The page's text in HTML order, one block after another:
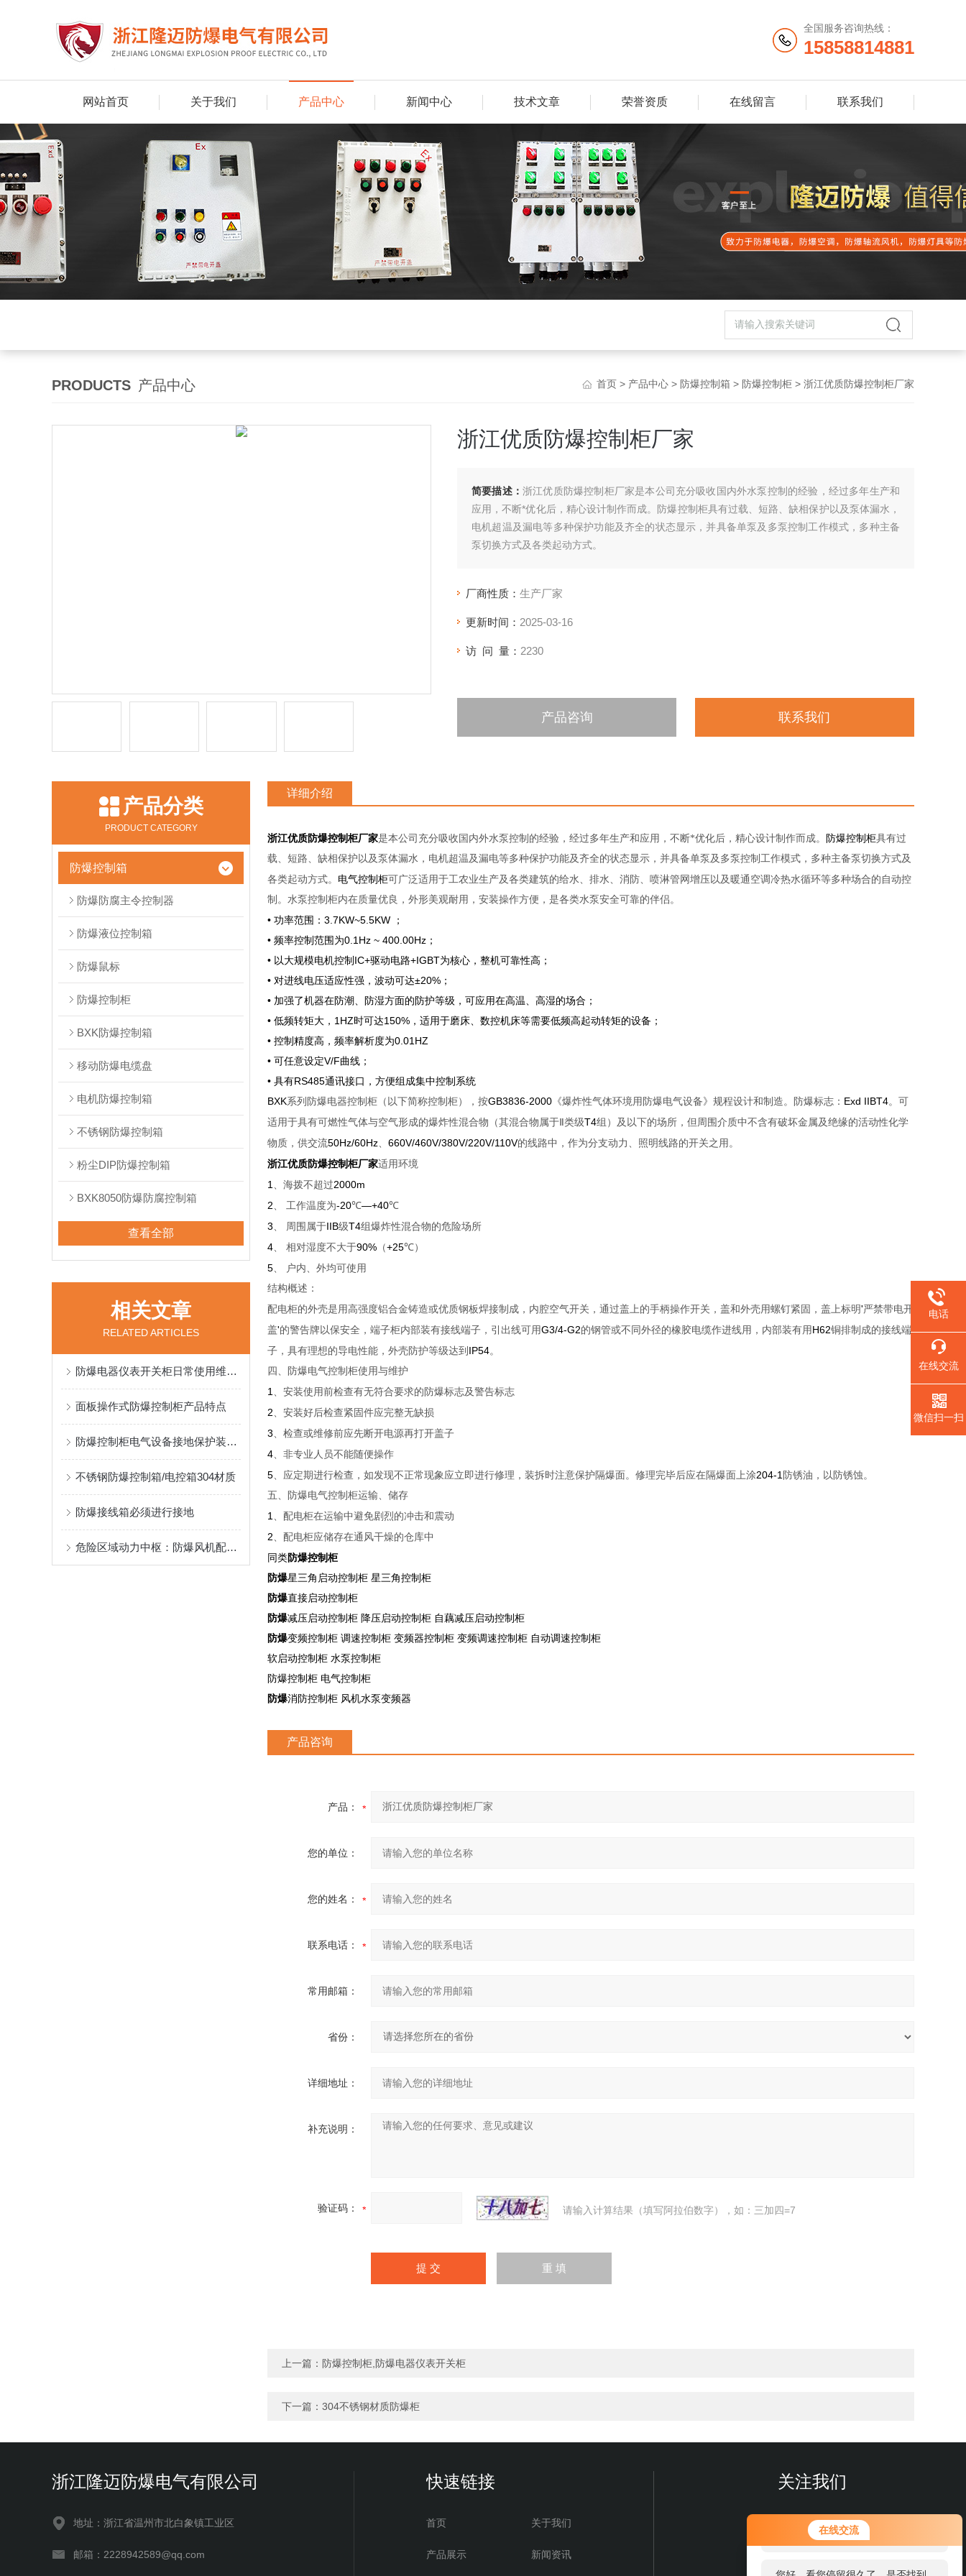
在线交流
您好！欢迎前来咨询，很高兴为您
服务，请问您要咨询什么问题呢？
全国服务咨询热线：
15858814881
网站首页 关于我们 产品中心 新闻中心 技术文章 荣誉资质 在线留言 联系我们
PRODUCTS 产品中心 首页 > 产品中心 > 防爆控制箱 > 防爆控制柜 > 浙江优质防爆控制柜厂家
浙江优质防爆控制柜厂家
简要描述： 浙江优质防爆控制柜厂家是本公司充分吸收国内外水泵控制的经验，经过多年生产和
应用，不断*优化后，精心设计制作而成。防爆控制柜具有过载、短路、缺相保护以及泵体漏水，
电机超温及漏电等多种保护功能及齐全的状态显示，并具备单泵及多泵控制工作模式，多种主备
泵切换方式及各类起动方式。
厂商性质： 生产厂家
更新时间： 2025-03-16
访 问 量： 2230
产品咨询 联系我们
产品分类
PRODUCT CATEGORY
防爆控制箱
防爆防腐主令控制器
防爆液位控制箱
防爆鼠标
防爆控制柜
BXK防爆控制箱
移动防爆电缆盘
电机防爆控制箱
不锈钢防爆控制箱
粉尘DIP防爆控制箱
BXK8050防爆防腐控制箱
查看全部
相关文章
RELATED ARTICLES
防爆电器仪表开关柜日常使用维护小技巧，小编来带你了解下
面板操作式防爆控制柜产品特点
防爆控制柜电气设备接地保护装置重要性
不锈钢防爆控制箱/电控箱304材质
防爆接线箱必须进行接地
危险区域动力中枢：防爆风机配电箱的技术架构与运行逻辑
详细介绍
浙江优质防爆控制柜厂家是本公司充分吸收国内外水泵控制的经验，经过多年生产和应用，不断*优化后，精心设计制作而成。 防爆控制柜具有过
载、短路、缺相保护以及泵体漏水，电机超温及漏电等多种保护功能及齐全的状态显示，并具备单泵及多泵控制工作模式，多种主备泵切换方式及
各类起动方式。 电气控制柜可广泛适用于工农业生产及各类建筑的给水、排水、消防、喷淋管网增压以及暖通空调冷热水循环等多种场合的自动控
制。水泵控制柜内在质量优良，外形美观耐用，安装操作方便，是各类水泵安全可靠的伴侣。
• 功率范围：3.7KW~5.5KW ；
• 频率控制范围为0.1Hz ~ 400.00Hz；
• 以大规模电机控制IC+驱动电路+IGBT为核心，整机可靠性高；
• 对进线电压适应性强，波动可达±20%；
• 加强了机器在防潮、防湿方面的防护等级，可应用在高温、高湿的场合；
• 低频转矩大，1HZ时可达150%，适用于磨床、数控机床等需要低频高起动转矩的设备；
• 控制精度高，频率解析度为0.01HZ
• 可任意设定V/F曲线；
• 具有RS485通讯接口，方便组成集中控制系统
BXK系列防爆电器控制柜（以下简称控制柜），按GB3836-2000 《爆炸性气体环境用防爆电气设备》规程设计和制造。防爆标志： Exd IIBT4。可
适用于具有可燃性气体与空气形成的爆炸性混合物（其混合物属于Ⅱ类级T4组）及以下的场所，但周围介质中不含有破坏金属及绝缘的活动性化学
物质，供交流50Hz/60Hz、 660V/460V/380V/220V/110V的线路中，作为分支动力、照明线路的开关之用。
浙江优质防爆控制柜厂家适用环境
1 、海拨不超过2000m
2、 工作温度为-20℃―+40℃
3、 周围属于IIB级T4组爆炸性混合物的危险场所
4、 相对湿度不大于90% （+25℃）
5、
户内、外均可使用
结构概述：
配电柜的外壳是用高强度铝合金铸造或优质钢板焊接制成，内腔空气开关，通过盖上的手柄操作开关，盖和外壳用螺钉紧固，盖上标明'严禁带电开
盖'的警告牌以保安全，端子柜内部装有接线端子，引出线可用G3/4-G2的钢管或不同外径的橡胶电缆作进线用，内部装有用 H62铜排制成的接线端
子，具有理想的导电性能，外壳防护等级达到 IP54。
四、防爆电气控制柜使用与维护
1 、安装使用前检查有无符合要求的防爆标志及警告标志
2、安装好后检查紧固件应完整无缺损
3、检查或维修前应先断开电源再打开盖子
4、非专业人员不能随便操作
5、应定期进行检查，如发现不正常现象应立即进行修理，装拆时注意保护隔爆面。修理完毕后应在隔爆面上涂204-1 防锈油，以防锈蚀。
五、防爆电气控制柜运输、储存
1 、配电柜在运输中避免剧烈的冲击和震动
2、配电柜应储存在通风干燥的仓库中
同类防爆控制柜
防爆星三角启动控制柜 星三角控制柜
防爆直接启动控制柜
防爆减压启动控制柜 降压启动控制柜 自藕减压启动控制柜
防爆变频控制柜 调速控制柜 变频器控制柜 变频调速控制柜 自动调速控制柜
软启动控制柜 水泵控制柜
防爆控制柜 电气控制柜
防爆消防控制柜 风机水泵变频器
产品咨询
产品：
您的单位：
您的姓名：
联系电话：
常用邮箱：
省份：
详细地址：
补充说明：
验证码： 请输入计算结果（填写阿拉伯数字），如：三加四=7
上一篇： 防爆控制柜,防爆电器仪表开关柜
下一篇： 304不锈钢材质防爆柜
浙江隆迈防爆电气有限公司
地址：浙江省温州市北白象镇工业区
邮箱：2228942589@qq.com
快速链接
首页 关于我们
产品展示 新闻资讯
关注我们
电话
在线交流
微信扫一扫